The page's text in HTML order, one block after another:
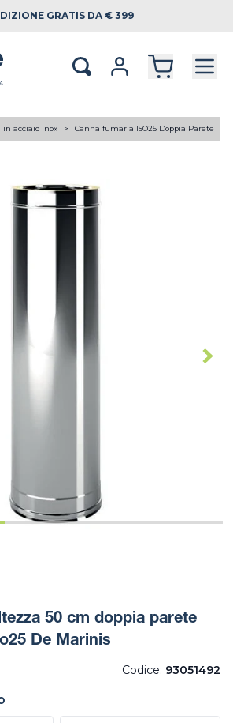
GRATIS DA € 399
acciaio Inox Canna fumaria ISO25 Doppia Parete
50 cm doppia parete
De Marinis
Codice: 93051492